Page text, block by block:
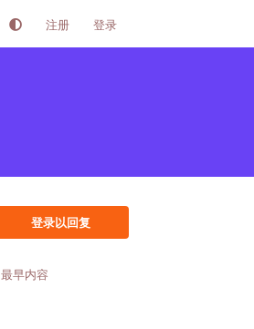
注册 登录
登录以回复
最早内容